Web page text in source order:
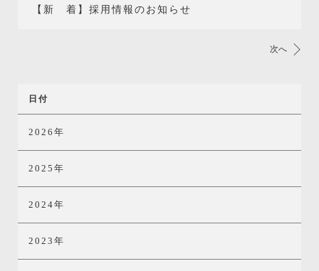
【新 着】採用情報のお知らせ
次へ
日付
2026年
2025年
2024年
2023年